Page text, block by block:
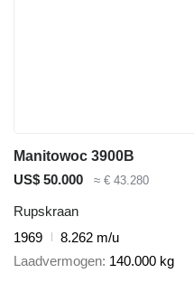
Manitowoc 3900B
US$ 50.000
≈ € 43.280
Rupskraan
1969
8.262 m/u
Laadvermogen 140.000 kg